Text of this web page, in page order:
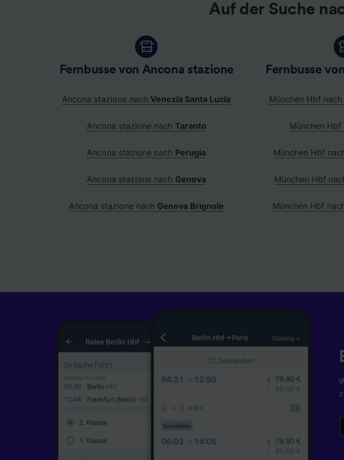
Auf der Suche
Fernbusse von Ancona stazione
Ancona stazione nach Venezia Santa Lucia
Ancona stazione nach Taranto
Ancona stazione nach Perugia
Ancona stazione nach Genova
Ancona stazione nach Genova Brignole
Fernbusse
München Hbf nach
München Hbf
München Hbf
München Hbf
München Hbf